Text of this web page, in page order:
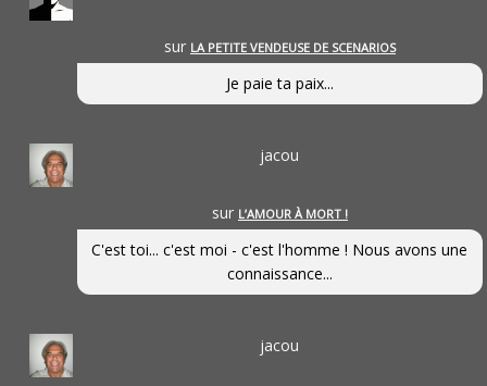
sur LA PETITE VENDEUSE DE SCENARIOS
Je paie ta paix...
jacou
sur L’AMOUR À MORT !
C'est toi... c'est moi - c'est l'homme ! Nous avons une
connaissance...
jacou